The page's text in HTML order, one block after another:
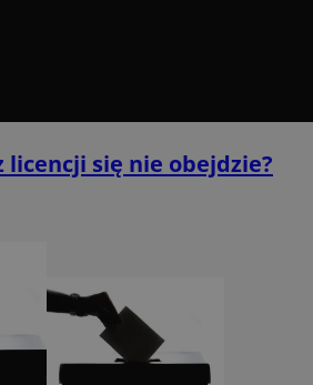
licencji się nie obejdzie?